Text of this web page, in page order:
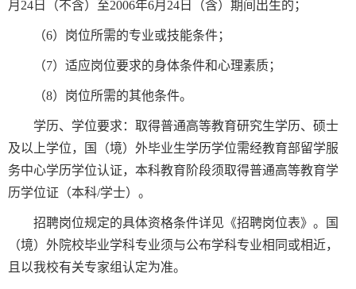
月24日（不含）至2006年6月24日（含）期间出生的；
（6）岗位所需的专业或技能条件；
（7）适应岗位要求的身体条件和心理素质；
（8）岗位所需的其他条件。
学历、学位要求：取得普通高等教育研究生学历、硕士
及以上学位，国（境）外毕业生学历学位需经教育部留学服
务中心学历学位认证，本科教育阶段须取得普通高等教育学
历学位证（本科/学士）。
招聘岗位规定的具体资格条件详见《招聘岗位表》。国
（境）外院校毕业学科专业须与公布学科专业相同或相近，
且以我校有关专家组认定为准。